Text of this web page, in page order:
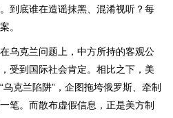
到底谁在造谣抹黑、混淆视听？每
。
克兰问题上，中方所持的客观公
受到国际社会肯定。相比之下，美
克兰陷阱”，企图拖垮俄罗斯、牵制
笔。而散布虚假信息，正是美方制